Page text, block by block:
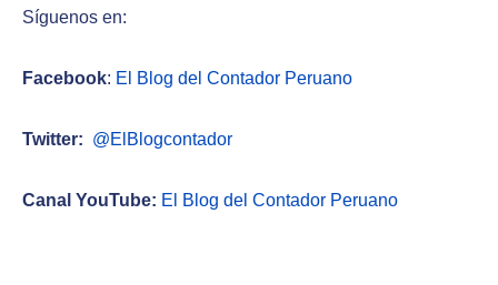
Síguenos en:
Facebook: El Blog del Contador Peruano
Twitter: @ElBlogcontador
Canal YouTube: El Blog del Contador Peruano